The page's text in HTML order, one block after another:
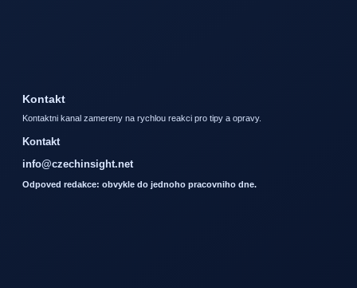
Kontakt
Kontaktni kanal zamereny na rychlou reakci pro tipy a opravy.
Kontakt
info@czechinsight.net
Odpoved redakce: obvykle do jednoho pracovniho dne.